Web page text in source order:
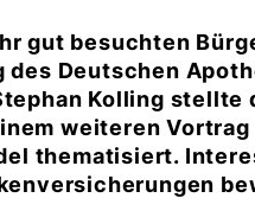
gut besuchten
Deutschen
Kolling stellte
weiteren Vortrag
thematisiert.